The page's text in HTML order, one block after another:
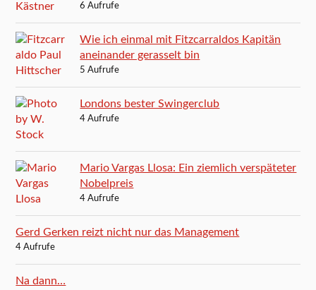
6 Aufrufe
Wie ich einmal mit Fitzcarraldos Kapitän
aneinander gerasselt bin
5 Aufrufe
Londons bester Swingerclub
4 Aufrufe
Mario Vargas Llosa: Ein ziemlich verspäteter
Nobelpreis
4 Aufrufe
Gerd Gerken reizt nicht nur das Management
4 Aufrufe
Na dann…